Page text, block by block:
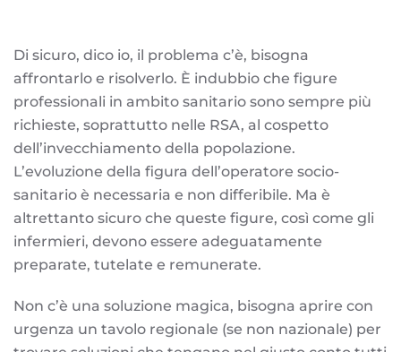
Di sicuro, dico io, il problema c’è, bisogna
affrontarlo e risolverlo. È indubbio che figure
professionali in ambito sanitario sono sempre più
richieste, soprattutto nelle RSA, al cospetto
dell’invecchiamento della popolazione.
L’evoluzione della figura dell’operatore socio-
sanitario è necessaria e non differibile. Ma è
altrettanto sicuro che queste figure, così come gli
infermieri, devono essere adeguatamente
preparate, tutelate e remunerate.
Non c’è una soluzione magica, bisogna aprire con
urgenza un tavolo regionale (se non nazionale) per